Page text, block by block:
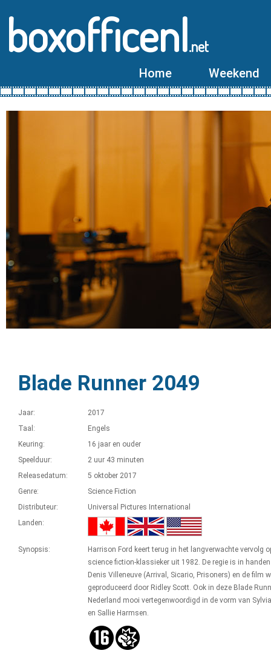
boxofficenl.net
Home Weekend
Blade Runner 2049
Jaar:
2017
Taal:
Engels
Keuring:
16 jaar en ouder
Speelduur:
2 uur 43 minuten
Releasedatum:
5 oktober 2017
Genre:
Science Fiction
Distributeur:
Universal Pictures International
Landen:
Synopsis:
Harrison Ford keert terug in het langverwachte vervolg
science fiction-klassieker uit 1982. De regie is in
Denis Villeneuve (Arrival, Sicario, Prisoners) en de film
geproduceerd door Ridley Scott. Ook in deze Blade
Nederland mooi vertegenwoordigd in de vorm van
en Sallie Harmsen.